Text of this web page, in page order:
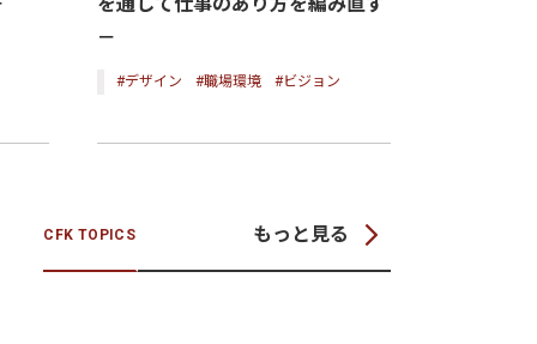
－
#デザイン #職場環境 #ビジョン
CFK TOPICS もっと見る